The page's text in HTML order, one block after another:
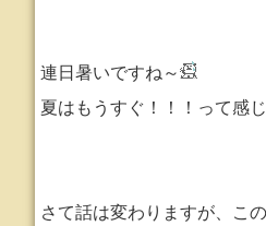
連日暑いですね～
夏はもうすぐ！！！って感
さて話は変わりますが、こ